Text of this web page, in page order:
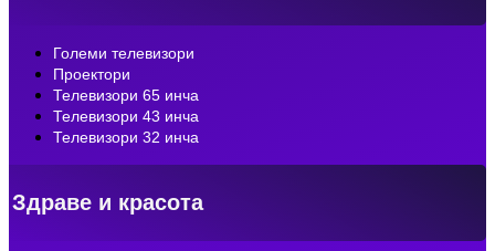
Големи телевизори
Проектори
Телевизори 65 инча
Телевизори 43 инча
Телевизори 32 инча
Здраве и красота